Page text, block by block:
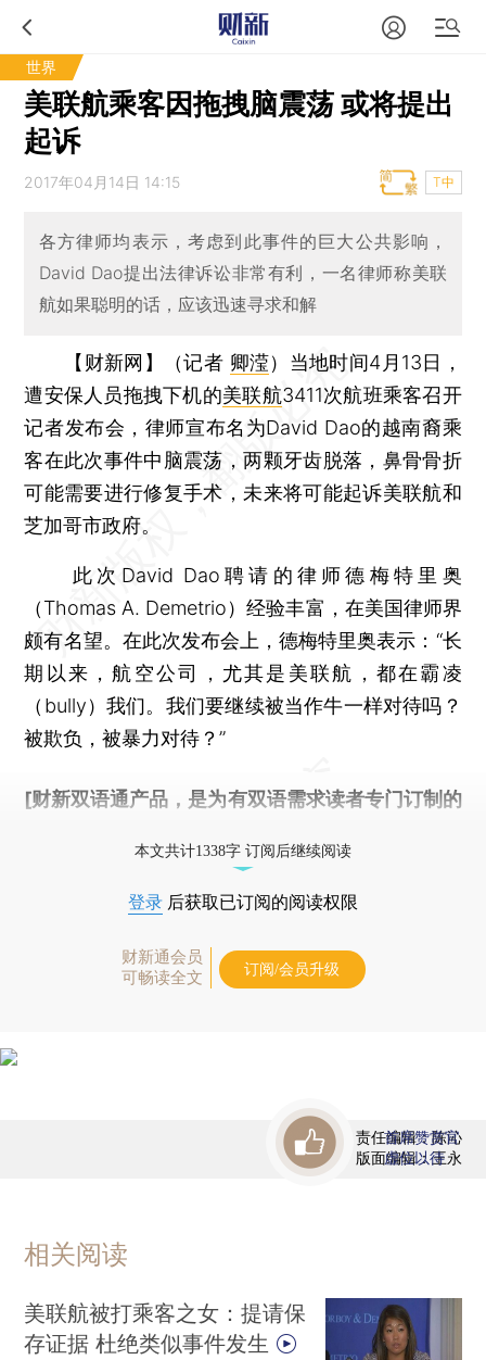
世界
美联航乘客因拖拽脑震荡 或将提出
起诉
2017年04月14日 14:15 T中
各方律师均表示，考虑到此事件的巨大公共影响，
David Dao提出法律诉讼非常有利，一名律师称美联
航如果聪明的话，应该迅速寻求和解
【财新网】（记者 卿滢） 当地时间4月13日，
遭安保人员拖拽下机的美联航3411次航班乘客召开
记者发布会，律师宣布名为David Dao的越南裔乘
客在此次事件中脑震荡，两颗牙齿脱落，鼻骨骨折
可能需要进行修复手术，未来将可能起诉美联航和
芝加哥市政府。
此次David Dao聘请的律师德梅特里奥
（Thomas A. Demetrio）经验丰富，在美国律师界
颇有名望。在此次发布会上，德梅特里奥表示：“长
期以来，航空公司，尤其是美联航，都在霸凌
（bully）我们。我们要继续被当作牛一样对待吗？
被欺负，被暴力对待？”
[财新双语通产品，是为有双语需求读者专门订制的
本文共计1338字 订阅后继续阅读
登录 后获取已订阅的阅读权限
财新通会员
可畅读全文
订阅/会员升级
责任编辑：陈沁
版面编辑：王永
首席赞赏官
虚位以待
相关阅读
美联航被打乘客之女：提请保
存证据 杜绝类似事件发生